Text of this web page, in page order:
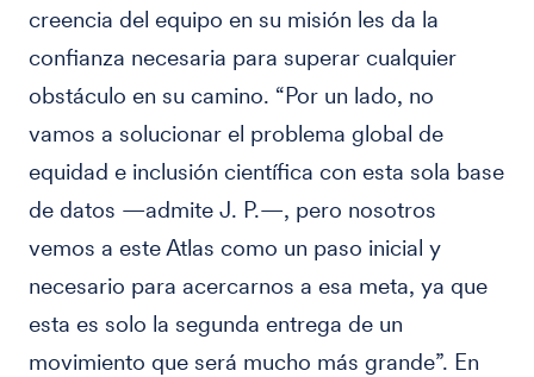
creencia del equipo en su misión les da la
confianza necesaria para superar cualquier
obstáculo en su camino. “Por un lado, no
vamos a solucionar el problema global de
equidad e inclusión científica con esta sola base
de datos —admite J. P.—, pero nosotros
vemos a este Atlas como un paso inicial y
necesario para acercarnos a esa meta, ya que
esta es solo la segunda entrega de un
movimiento que será mucho más grande”. En